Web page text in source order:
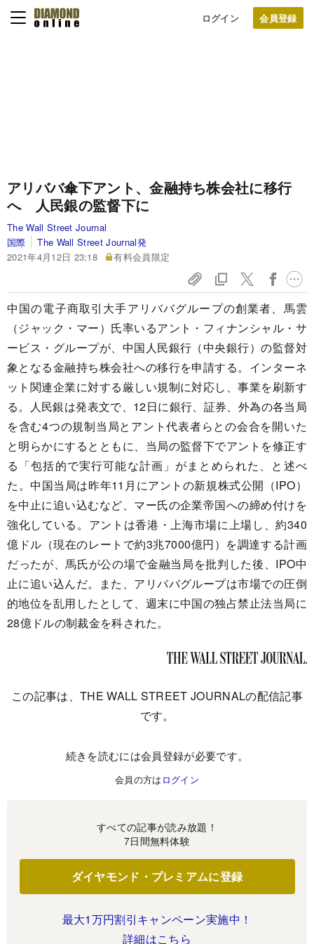
ログイン
アリババ傘下アント、金融持ち株会社に移行
へ 人民銀の監督下に
The Wall Street Journal
国際
The Wall Street Journal発
2021年4月12日 23:18
有料会員限定
中国の電子商取引大手アリババグループの創業者、馬雲
（ジャック・マー）氏率いるアント・フィナンシャル・サ
ービス・グループが、中国人民銀行（中央銀行）の監督対
象となる金融持ち株会社への移行を申請する。インターネ
ット関連企業に対する厳しい規制に対応し、事業を刷新す
る。人民銀は発表文で、12日に銀行、証券、外為の各当局
を含む4つの規制当局とアント代表者らとの会合を開いた
と明らかにするとともに、当局の監督下でアントを修正す
る「包括的で実行可能な計画」がまとめられた、と述べ
た。中国当局は昨年11月にアントの新規株式公開（IPO）
を中止に追い込むなど、マー氏の企業帝国への締め付けを
強化している。アントは香港・上海市場に上場し、約340
億ドル（現在のレートで約3兆7000億円）を調達する計画
だったが、馬氏が公の場で金融当局を批判した後、IPO中
止に追い込んだ。また、アリババグループは市場での圧倒
的地位を乱用したとして、週末に中国の独占禁止法当局に
28億ドルの制裁金を科された。
この記事は、THE WALL STREET JOURNALの配信記事
です。
続きを読むには会員登録が必要です。
会員の方は ログイン
すべての記事が読み放題！
7日間無料体験
ダイヤモンド・プレミアムに登録
最大1万円割引キャンペーン実施中！
詳細はこちら